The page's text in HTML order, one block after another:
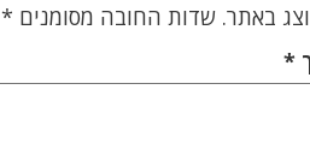
באתר. שדות החובה מסומנים *
*